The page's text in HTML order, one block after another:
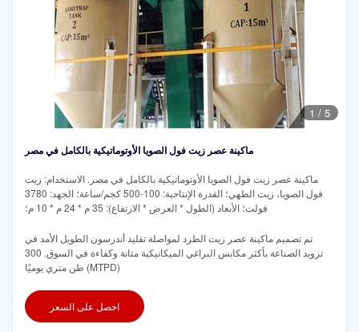
1 / 5
ماكينة عصر زيت فول الصويا الأوتوماتيكية بالكامل في مصر
ماكينة عصر زيت فول الصويا الأوتوماتيكية بالكامل في مصر. الاستخدام: زيت
فول الصويا، زيت الطهي؛ القدرة الإنتاجية: 100-500 كجم/ساعة؛ الجهد: 3780
فولت؛ الأبعاد (الطول * العرض * الارتفاع): 35 م * 24 م * 10 م؛
تم تصميم ماكينة عصر زيت الطرد لمواصلة تقليد أندرسون الطويل الأمد في
تزويد الصناعة بأكثر مكابس البراغي الميكانيكية متانة وكفاءة في السوق. 300
طن متري يوميًا (MTPD)
احصل على السعر